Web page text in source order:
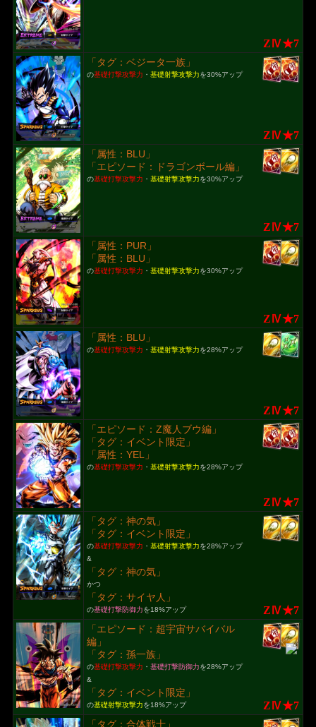
ZⅣ★7
「タグ：ベジータ一族」
の基礎打撃攻撃力 ・ 基礎射撃攻撃力を30%アップ
ZⅣ★7
「属性：BLU」
「エピソード：ドラゴンボール編」
の基礎打撃攻撃力 ・ 基礎射撃攻撃力を30%アップ
ZⅣ★7
「属性：PUR」
「属性：BLU」
の基礎打撃攻撃力 ・ 基礎射撃攻撃力を30%アップ
ZⅣ★7
「属性：BLU」
の基礎打撃攻撃力 ・ 基礎射撃攻撃力を28%アップ
ZⅣ★7
「エピソード：Z魔人ブウ編」
「タグ：イベント限定」
「属性：YEL」
の基礎打撃攻撃力 ・ 基礎射撃攻撃力を28%アップ
ZⅣ★7
「タグ：神の気」
「タグ：イベント限定」
の基礎打撃攻撃力 ・ 基礎射撃攻撃力を28%アップ
&
「タグ：神の気」
かつ
「タグ：サイヤ人」
の基礎打撃防御力を18%アップ ZⅣ★7
「エピソード：超宇宙サバイバル
編」
「タグ：孫一族」
の基礎打撃攻撃力 ・ 基礎打撃防御力を28%アップ
&
「タグ：イベント限定」
の基礎射撃攻撃力を18%アップ ZⅣ★7
「タグ：合体戦士」